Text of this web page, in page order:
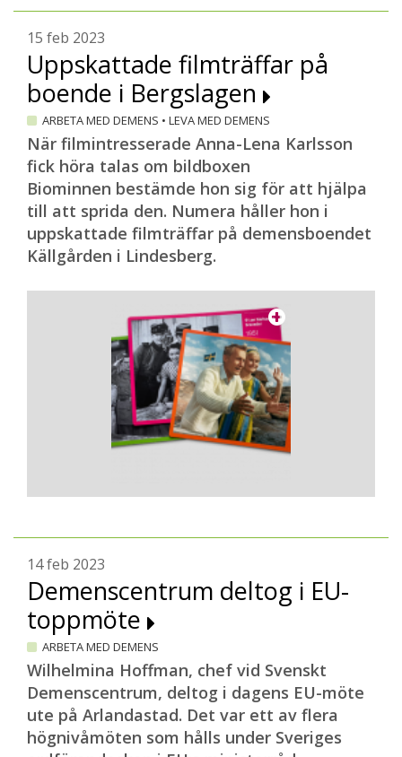
15 feb 2023
Uppskattade filmträffar på
boende i Bergslagen
ARBETA MED DEMENS • LEVA MED DEMENS
När filmintresserade Anna-Lena Karlsson
fick höra talas om bildboxen
Biominnen bestämde hon sig för att hjälpa
till att sprida den. Numera håller hon i
uppskattade filmträffar på demensboendet
Källgården i Lindesberg.
14 feb 2023
Demenscentrum deltog i EU-
toppmöte
ARBETA MED DEMENS
Wilhelmina Hoffman, chef vid Svenskt
Demenscentrum, deltog i dagens EU-möte
ute på Arlandastad. Det var ett av flera
högnivåmöten som hålls under Sveriges